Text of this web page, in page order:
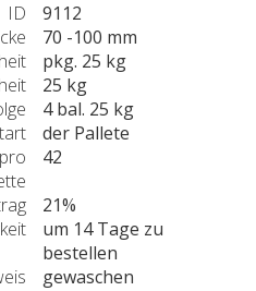
ID
9112
70 -100 mm
pkg. 25 kg
25 kg
4 bal. 25 kg
der Pallete
42
21%
um 14 Tage zu
bestellen
gewaschen